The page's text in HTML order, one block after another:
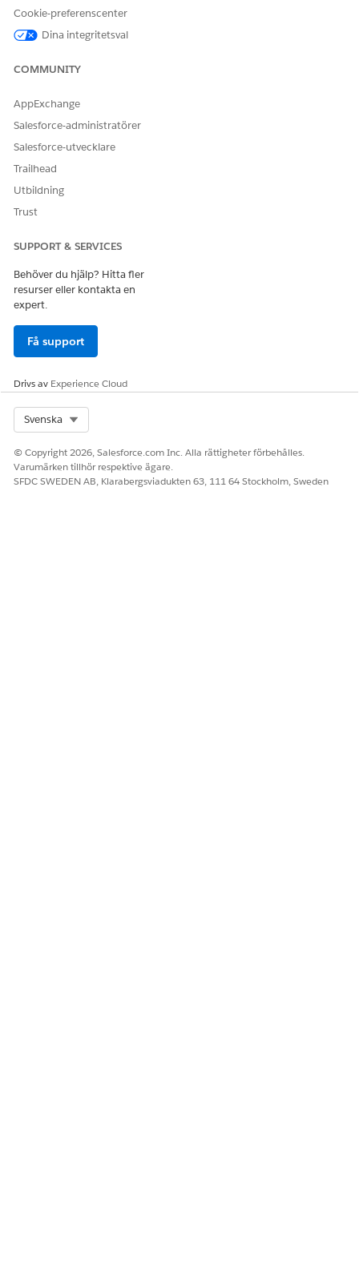
körtidshantering
ANTECKNINGSystemadministratören kan skapa och
hantera batchfunktioner för Prishantering och tilldela
behörigheter för att styra åtkomst till dessa funktioner.
LÖSTE DENNA ARTIKEL DITT PROBLEM?
Berätta för oss vad vi kan förbättra!
Cookie-preferenscenter
Dina integritetsval
COMMUNITY
AppExchange
Salesforce-administratörer
Salesforce-utvecklare
Trailhead
Utbildning
Trust
SUPPORT & SERVICES
Behöver du hjälp? Hitta fler
resurser eller kontakta en
expert.
Få support
Drivs av Experience Cloud
Svenska
© Copyright 2026, Salesforce.com Inc. Alla rättigheter förbehålles.
Varumärken tillhör respektive ägare.
SFDC SWEDEN AB, Klarabergsviadukten 63, 111 64 Stockholm, Sweden